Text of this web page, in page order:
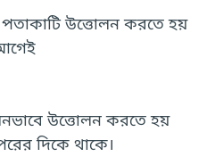
উত্তোলন করতে হয়
উত্তোলন করতে হয়
দিকে থাকে।